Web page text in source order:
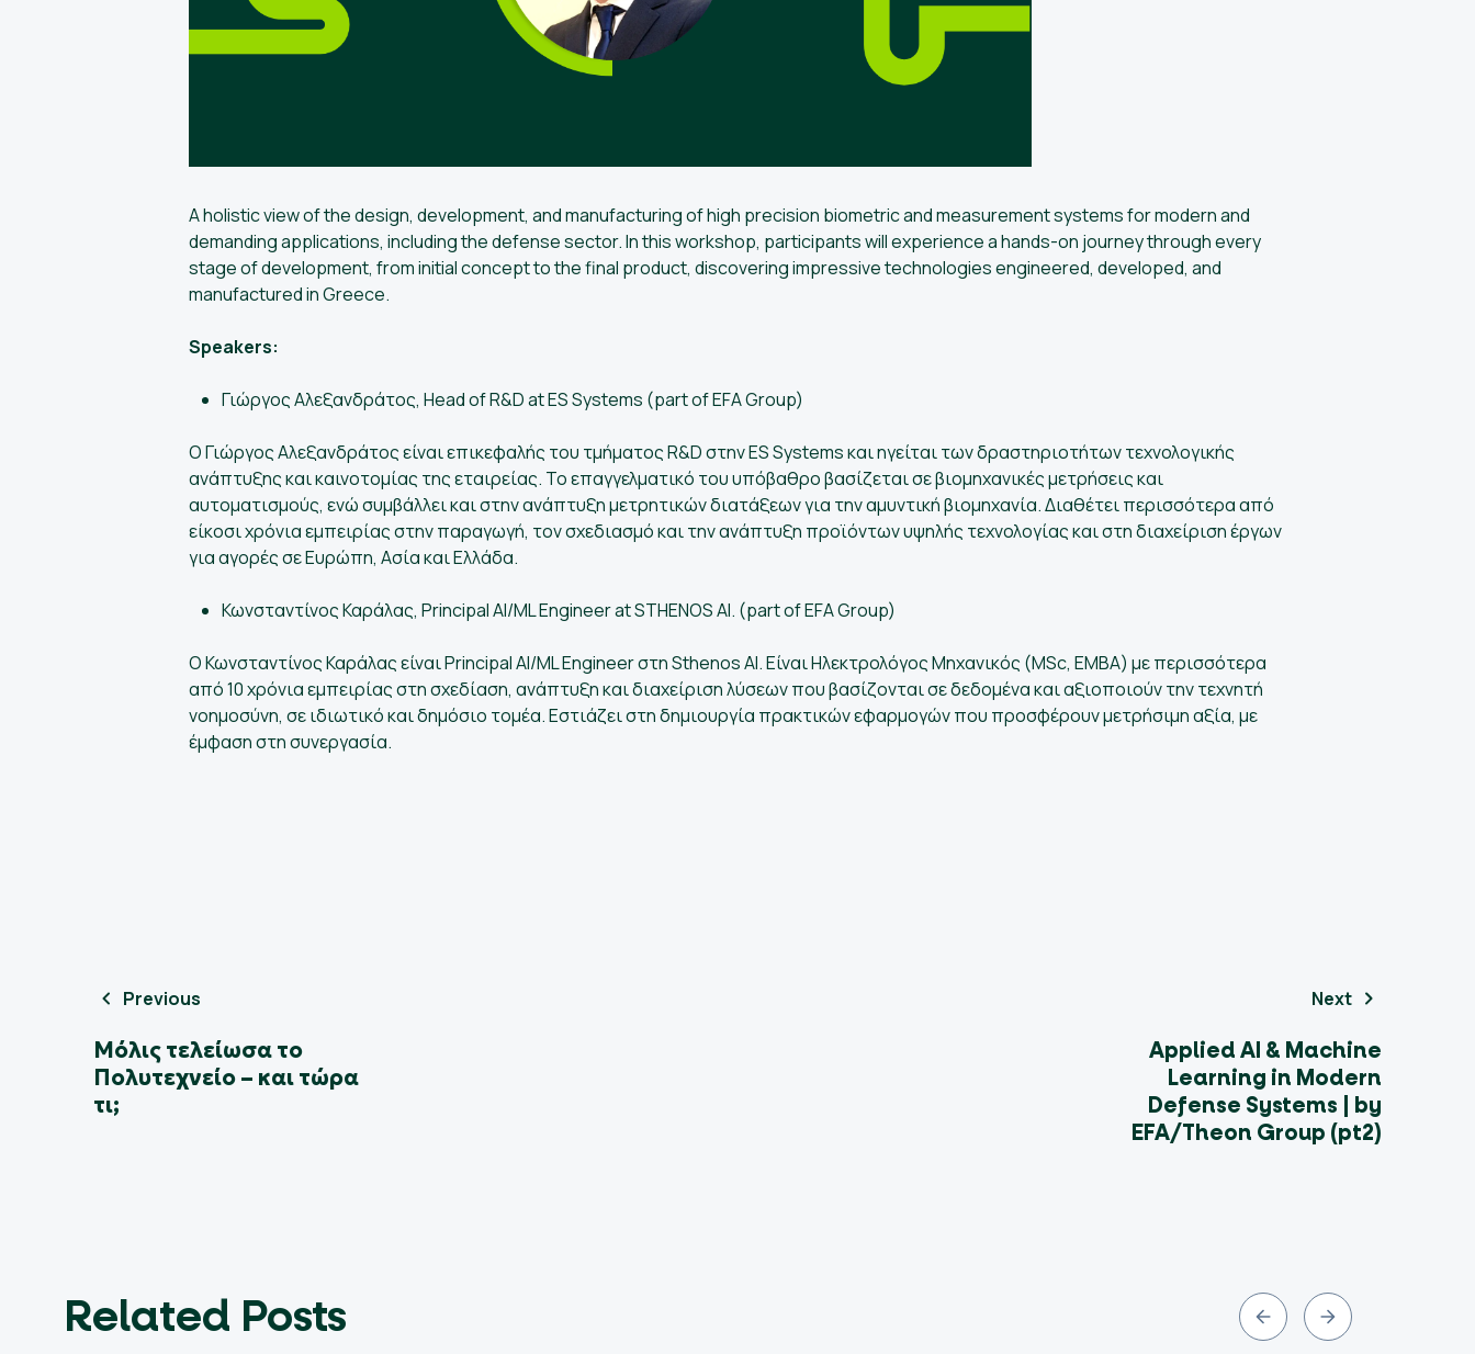
A holistic view of the design, development, and manufacturing of high precision biometric and measurement systems for modern and
demanding applications, including the defense sector. In this workshop, participants will experience a hands-on journey through every
stage of development, from initial concept to the final product, discovering impressive technologies engineered, developed, and
manufactured in Greece.
Speakers:
Γιώργος Αλεξανδράτος, Head of R&D at ES Systems (part of EFA Group)
Ο Γιώργος Αλεξανδράτος είναι επικεφαλής του τμήματος R&D στην ES Systems και ηγείται των δραστηριοτήτων τεχνολογικής
ανάπτυξης και καινοτομίας της εταιρείας. Το επαγγελματικό του υπόβαθρο βασίζεται σε βιομηχανικές μετρήσεις και
αυτοματισμούς, ενώ συμβάλλει και στην ανάπτυξη μετρητικών διατάξεων για την αμυντική βιομηχανία. Διαθέτει περισσότερα από
είκοσι χρόνια εμπειρίας στην παραγωγή, τον σχεδιασμό και την ανάπτυξη προϊόντων υψηλής τεχνολογίας και στη διαχείριση έργων
για αγορές σε Ευρώπη, Ασία και Ελλάδα.
Κωνσταντίνος Καράλας, Principal AI/ML Engineer at STHENOS AI. (part of EFA Group)
O Κωνσταντίνος Καράλας είναι Principal AI/ML Engineer στη Sthenos AI. Είναι Ηλεκτρολόγος Μηχανικός (MSc, EMBA) με περισσότερα
από 10 χρόνια εμπειρίας στη σχεδίαση, ανάπτυξη και διαχείριση λύσεων που βασίζονται σε δεδομένα και αξιοποιούν την τεχνητή
νοημοσύνη, σε ιδιωτικό και δημόσιο τομέα. Εστιάζει στη δημιουργία πρακτικών εφαρμογών που προσφέρουν μετρήσιμη αξία, με
έμφαση στη συνεργασία.
Previous
Μόλις τελείωσα το
Πολυτεχνείο – και τώρα
τι;
Next
Applied AI & Machine
Learning in Modern
Defense Systems | by
EFA/Theon Group (pt2)
Related Posts